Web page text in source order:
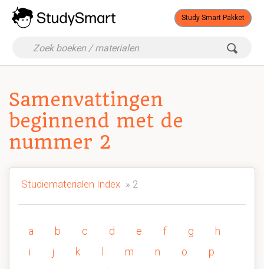
Study Smart Pakket
Samenvattingen
beginnend met de
nummer 2
Studiematerialen Index » 2
a b c d e f g
h
i
j k m n o
p